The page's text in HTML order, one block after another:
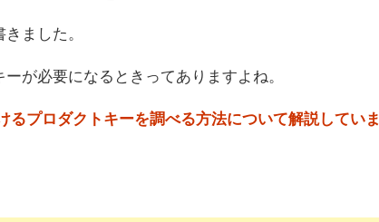
ました。
が必要になるときってありますよね。
るプロダクトキーを調べる方法について解説していま